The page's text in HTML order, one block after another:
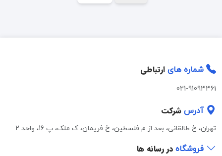
شماره های ارتباطی
021-91093361
آدرس شرکت
تهران، خ طالقانی، بعد از م فلسطین، خ فریمان، ک ملک، پ 16، واحد 2
فروشگاه در رسانه ها